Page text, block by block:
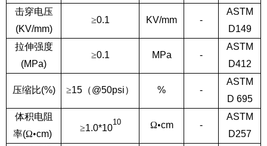
击穿电压
(KV/mm)
≥0.1 KV/mm -
ASTM
D149
拉伸强度
(MPa)
≥0.1 MPa -
ASTM
D412
压缩比(%) ≥15 （@50psi） % -
ASTM
D 695
体积电阻
率(Ω•cm)
≥1.0*10
10 Ω•cm -
ASTM
D257